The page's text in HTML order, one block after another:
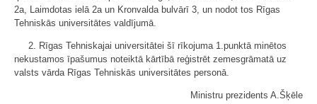
2a, Laimdotas ielā 2a un Kronvalda bulvārī 3, un nodot tos Rīgas
Tehniskās universitātes valdījumā.
2. Rīgas Tehniskajai universitātei šī rīkojuma 1.punktā minētos
nekustamos īpašumus noteiktā kārtībā reģistrēt zemesgrāmatā uz
valsts vārda Rīgas Tehniskās universitātes personā.
Ministru prezidents A.Šķēle